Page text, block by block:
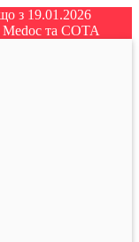
з 19.01.2026
Medoc та СОТА